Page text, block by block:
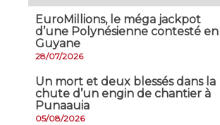
EuroMillions, ​le méga jackpot
d’une Polynésienne contesté en
Guyane
28/07/2026
​Un mort et deux blessés dans la
chute d’un engin de chantier à
Punaauia
05/08/2026